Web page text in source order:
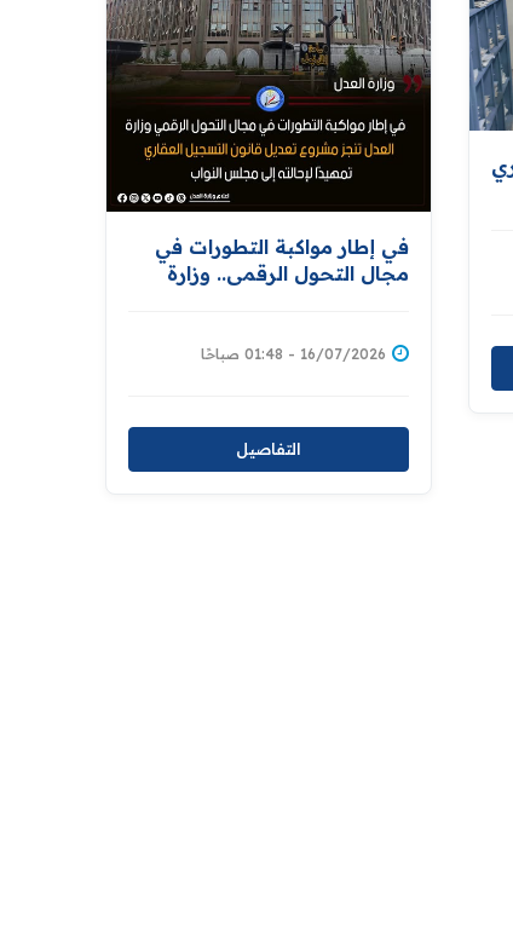
في إطار مواكبة التطورات في
مجال التحول الرقمي.. وزارة
إلى مجلس النواب
16/07/2026 - 01:48 صباحًا
التفاصيل